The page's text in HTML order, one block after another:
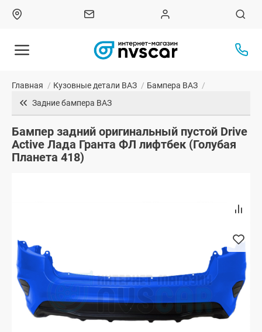
Главная / Кузовные детали ВАЗ / Бампера ВАЗ /
Задние бампера ВАЗ
Бампер задний оригинальный пустой Drive
Active Лада Гранта ФЛ лифтбек (Голубая
Планета 418)